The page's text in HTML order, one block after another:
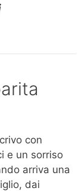
con
e un sorriso
arriva una
dai